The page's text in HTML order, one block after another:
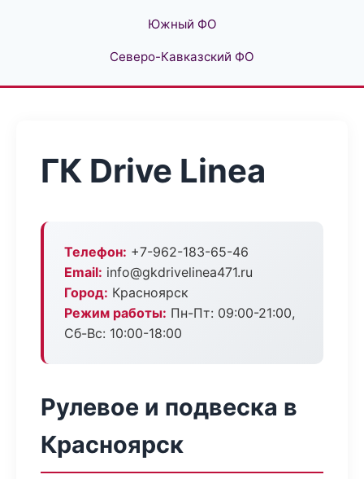
Южный ФО
Северо-Кавказский ФО
ГК Drive Linea
Телефон: +7-962-183-65-46
Email: info@gkdrivelinea471.ru
Город: Красноярск
Режим работы: Пн-Пт: 09:00-21:00,
Сб-Вс: 10:00-18:00
Рулевое и подвеска в
Красноярск